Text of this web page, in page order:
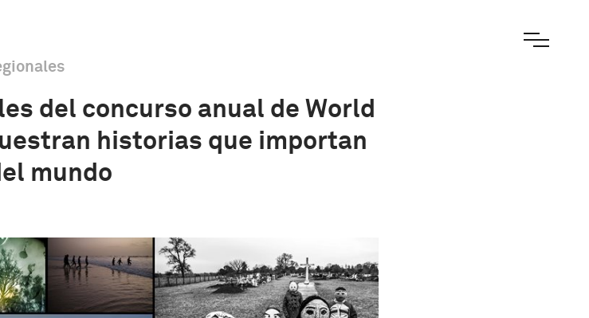
del concurso anual de World
historias que importan
mundo